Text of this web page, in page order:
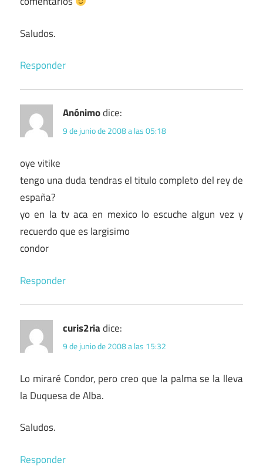
Saludos.
Responder
Anónimodice:
9 de junio de 2008 a las 05:18
oye vitike
tengo una duda tendras el titulo completo del rey de
españa?
yo en la tv aca en mexico lo escuche algun vez y
recuerdo que es largisimo
condor
Responder
curis2riadice:
9 de junio de 2008 a las 15:32
Lo miraré Condor, pero creo que la palma se la lleva
la Duquesa de Alba.
Saludos.
Responder